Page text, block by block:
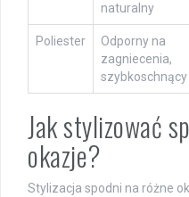
naturalny
Poliester
Odporny na
zagniecenia,
szybkoschnący
Jak stylizować
okazje?
Stylizacja spodni na różne